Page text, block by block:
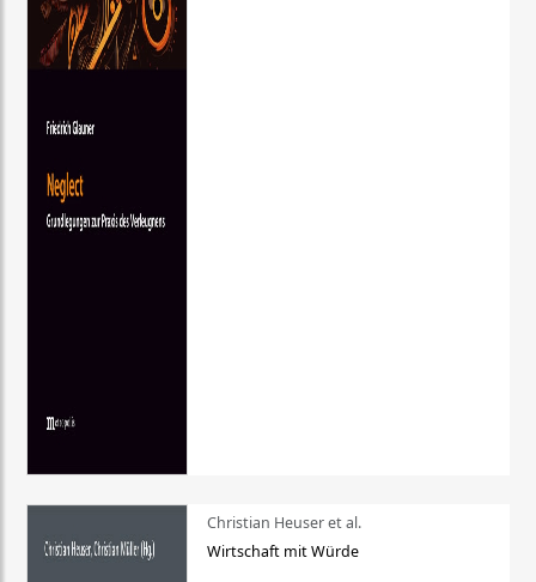
Christian Heuser et al.
Wirtschaft mit Würde